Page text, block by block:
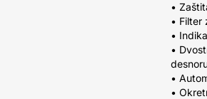
•
• Filter
•
•
•
•